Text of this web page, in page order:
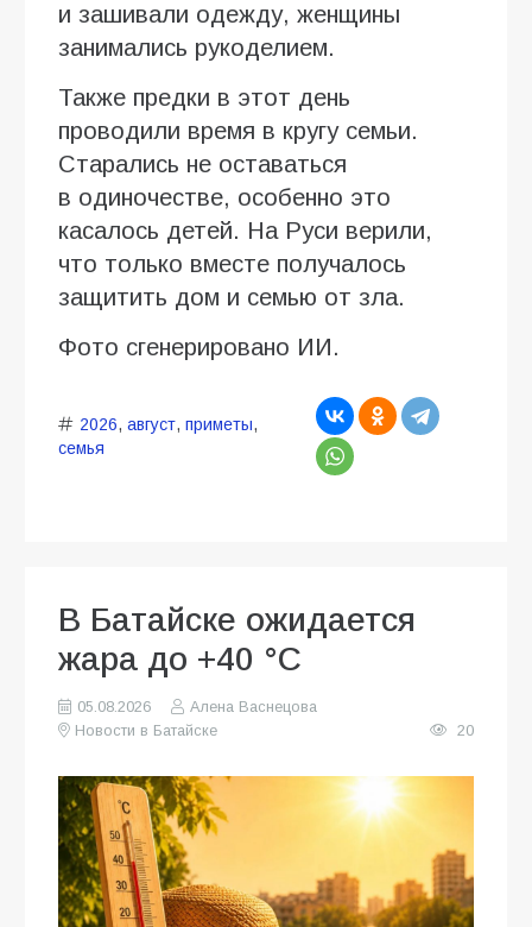
и зашивали одежду, женщины
занимались рукоделием.
Также предки в этот день
проводили время в кругу семьи.
Старались не оставаться
в одиночестве, особенно это
касалось детей. На Руси верили,
что только вместе получалось
защитить дом и семью от зла.
Фото сгенерировано ИИ.
2026, август, приметы,
семья
В Батайске ожидается
жара до +40 °C
05.08.2026
Алена Васнецова
Новости в Батайске
20